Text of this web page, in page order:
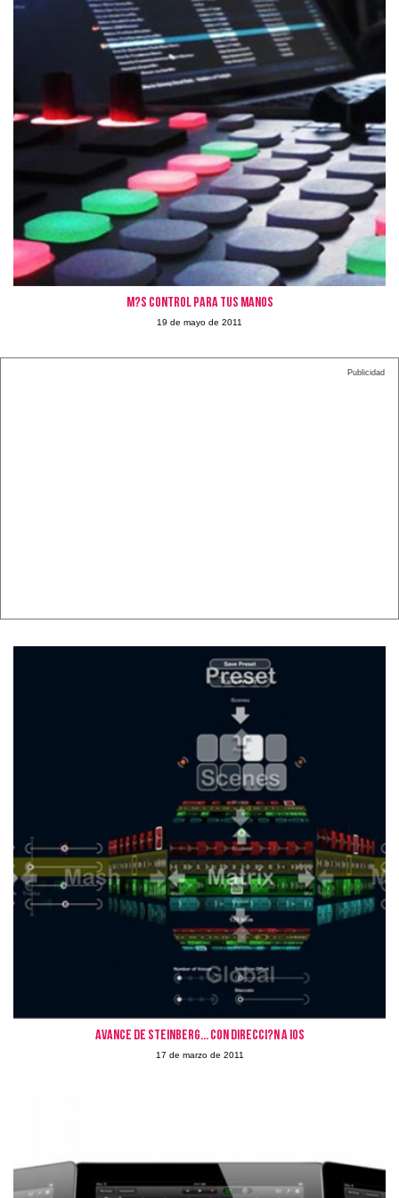
M?s control para tus manos
19 de mayo de 2011
Publicidad
Avance de Steinberg... con direcci?n a iOs
17 de marzo de 2011